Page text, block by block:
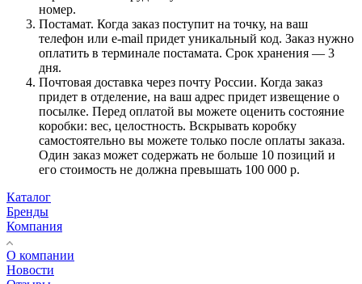
номер.
Постамат. Когда заказ поступит на точку, на ваш
телефон или e-mail придет уникальный код. Заказ нужно
оплатить в терминале постамата. Срок хранения — 3
дня.
Почтовая доставка через почту России. Когда заказ
придет в отделение, на ваш адрес придет извещение о
посылке. Перед оплатой вы можете оценить состояние
коробки: вес, целостность. Вскрывать коробку
самостоятельно вы можете только после оплаты заказа.
Один заказ может содержать не больше 10 позиций и
его стоимость не должна превышать 100 000 р.
Каталог
Бренды
Компания
О компании
Новости